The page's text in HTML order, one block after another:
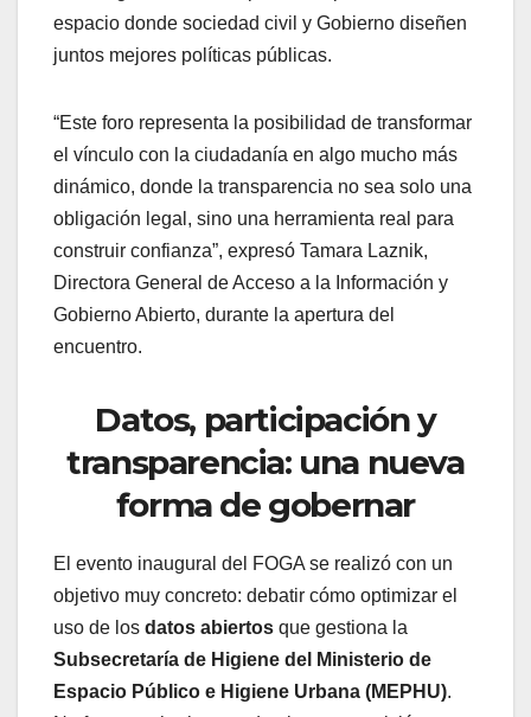
espacio donde sociedad civil y Gobierno diseñen
juntos mejores políticas públicas.
“Este foro representa la posibilidad de transformar
el vínculo con la ciudadanía en algo mucho más
dinámico, donde la transparencia no sea solo una
obligación legal, sino una herramienta real para
construir confianza”, expresó Tamara Laznik,
Directora General de Acceso a la Información y
Gobierno Abierto, durante la apertura del
encuentro.
Datos, participación y
transparencia: una nueva
forma de gobernar
El evento inaugural del FOGA se realizó con un
objetivo muy concreto: debatir cómo optimizar el
uso de los datos abiertos que gestiona la
Subsecretaría de Higiene del Ministerio de
Espacio Público e Higiene Urbana (MEPHU).